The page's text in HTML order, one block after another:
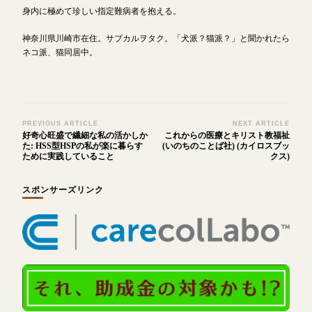
身内に極めて珍しい指定難病者を抱える。
神奈川県川崎市在住。サブカルヲタク。「犬派？猫派？」と聞かれたら
ネコ派、猫同居中。
Post
Navigation
PREVIOUS ARTICLE
好奇心旺盛で繊細な私の活かしか
た: HSS型HSPの私が楽に暮らす
ために実践していること
NEXT ARTICLE
これからの医療とキリスト教福祉
(いのちのことば社) (カイロスブッ
クス)
スポンサーズリンク